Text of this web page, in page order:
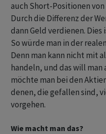
auch Short-Positionen
Durch die Differenz der
dann Geld verdienen.
So würde man in der
Denn man kann nicht mit
handeln, und das will
möchte man bei den
denen, die gefallen sind,
vorgehen.
Wie macht man das?